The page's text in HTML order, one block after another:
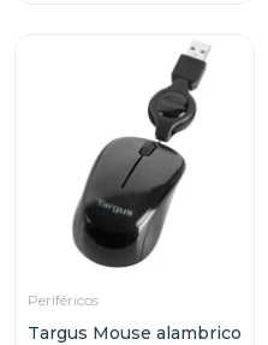
Periféricos
Targus Mouse alambrico